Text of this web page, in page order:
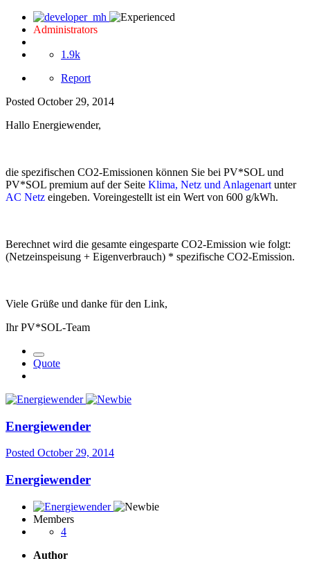
Administrators
1.9k
Report
Posted October 29, 2014
Hallo Energiewender,
die spezifischen CO2-Emissionen können Sie bei PV*SOL und
PV*SOL premium auf der Seite Klima, Netz und Anlagenart unter
AC Netz eingeben. Voreingestellt ist ein Wert von 600 g/kWh.
Berechnet wird die gesamte eingesparte CO2-Emission wie folgt:
(Netzeinspeisung + Eigenverbrauch) * spezifische CO2-Emission.
Viele Grüße und danke für den Link,
Ihr PV*SOL-Team
Quote
Energiewender
Posted October 29, 2014
Energiewender
Members
4
Author